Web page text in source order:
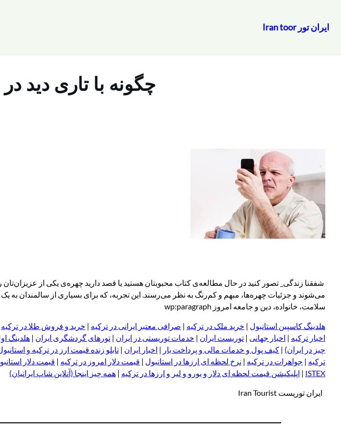
ایران تور Iran toor
چگونه با تاری دید
شفقنا زندگی_ تصور کنید در حال مطالعه‌ی کتاب محبوبتان هستید یا قصد دارید چهره‌ی یکی از عزیزان‌تان
می‌شوند و جزئیات چهره‌ها، مبهم و کم‌رنگ به نظر می‌رسند. این تجربه، که برای بسیاری از سالمندان
سلامت، خانواده، دین و جامعه امروز wp:paragraph
هلدینگ کاسپین استانبول | خرید ملک در ترکیه | صرافی معتبر ایرانی در ترکیه | خرید و فروش طلا در ترکیه
اخبار ترکیه | اخبار جهانی | توریست ایران | خدمات توریستی در ایران | تورهای گردشگری ایران | هلدینگ
چیز در ایران) | کیف پول و خدمات مالی و پرداخت یار | اخبار ایران | تابلو زنده قیمت ارز در ترکیه و
ترکیه | جواهرات در ترکیه | نرخ لحظه ای ارزها در استانبول | قیمت دلار امروز در ترکیه | قیمت دلار
ISTEX
| اپلیکیشن قیمت لحظه ای دلار و یورو و لیر و ار زها در ترکیه | همه چیز اینجا (آنلاین شاپ ایرانیان)
ایران توریست Iran Tourist